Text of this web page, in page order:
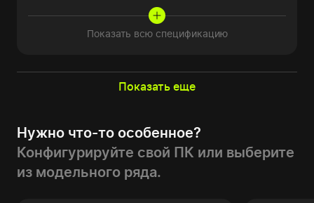
Показать всю спецификацию
Показать еще
Нужно что-то особенное?
Конфигурируйте свой ПК или выберите
из модельного ряда.